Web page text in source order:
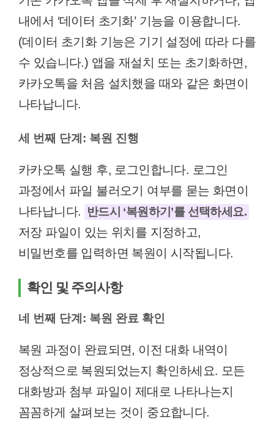
내에서 ‘데이터 초기화’ 기능을 이용합니다.
(데이터 초기화 기능은 기기 설정에 따라 다를
수 있습니다.) 앱을 재설치 또는 초기화하면,
카카오톡을 처음 설치했을 때와 같은 화면이
나타납니다.
세 번째 단계: 복원 진행
카카오톡 실행 후, 로그인합니다. 로그인
과정에서 파일 불러오기 여부를 묻는 화면이
나타납니다.
반드시 ‘복원하기’를 선택하세요.
저장 파일이 있는 위치를 지정하고,
비밀번호를 입력하면 복원이 시작됩니다.
확인 및 주의사항
네 번째 단계: 복원 완료 확인
복원 과정이 완료되면, 이전 대화 내역이
정상적으로 복원되었는지 확인하세요. 모든
대화방과 첨부 파일이 제대로 나타나는지
꼼꼼하게 살펴보는 것이 중요합니다.